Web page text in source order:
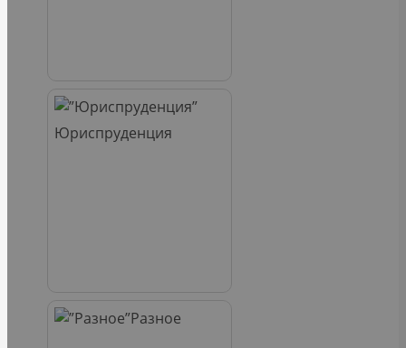
Юриспруденция
Разное